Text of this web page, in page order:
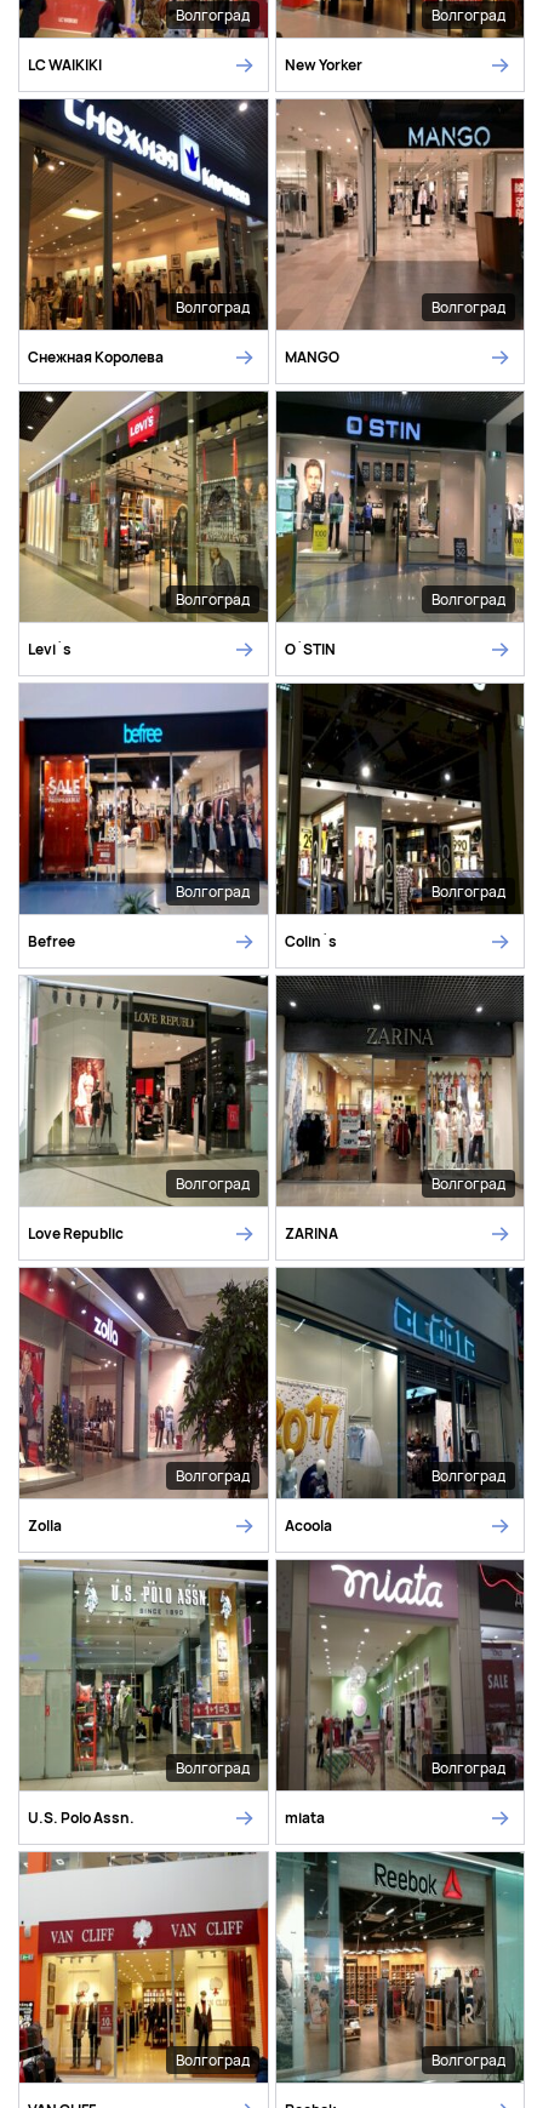
Волгоград
LC WAIKIKI
Волгоград
New Yorker
Волгоград
Снежная Королева
Волгоград
MANGO
Волгоград
Levi`s
Волгоград
O`STIN
Волгоград
Befree
Волгоград
Colin`s
Волгоград
Love Republic
Волгоград
ZARINA
Волгоград
Zolla
Волгоград
Acoola
Волгоград
U.S. Polo Assn.
Волгоград
miata
Волгоград Волгоград